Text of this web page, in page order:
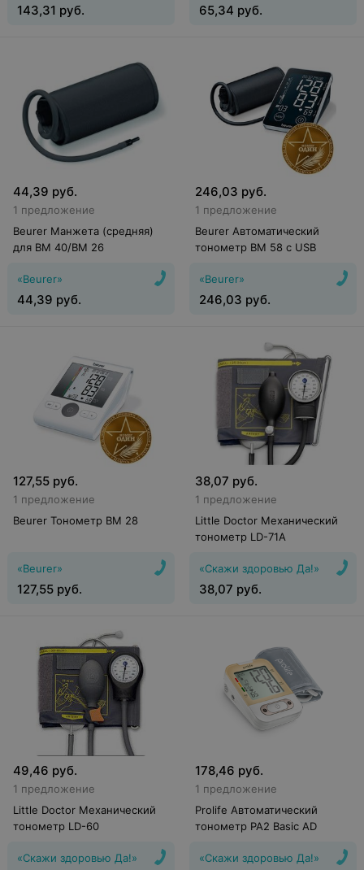
143,31 руб. 65,34 руб.
44,39 руб.
1 предложение
Beurer Манжета (средняя)
для BM 40/BM 26
«Beurer»
44,39 руб.
246,03 руб.
1 предложение
Beurer Автоматический
тонометр BM 58 c USB
«Beurer»
246,03 руб.
127,55 руб.
1 предложение
Beurer Тонометр BM 28
«Beurer»
127,55 руб.
38,07 руб.
1 предложение
Little Doctor Механический
тонометр LD-71А
«Скажи здоровью Да!»
38,07 руб.
49,46 руб.
1 предложение
Little Doctor Механический
тонометр LD-60
«Скажи здоровью Да!»
178,46 руб.
1 предложение
Prolife Автоматический
тонометр PA2 Basic AD
«Скажи здоровью Да!»